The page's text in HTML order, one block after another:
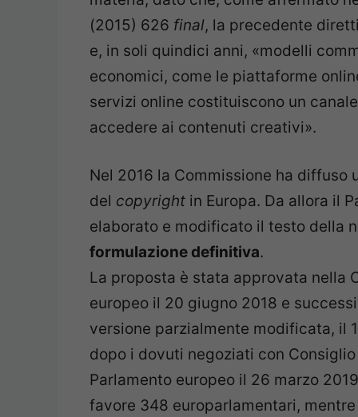
(2015) 626 final, la precedente
e, in soli quindici anni, «modelli
economici, come le piattaforme
servizi online costituiscono un
accedere ai contenuti creativi».
Nel 2016 la Commissione ha
del copyright in Europa. Da allora il
elaborato e modificato il testo della
formulazione definitiva.
La proposta è stata approvata nella
europeo il 20 giugno 2018 e
versione parzialmente modificata, il
dopo i dovuti negoziati con
Parlamento europeo il 26 marzo
favore 348 europarlamentari,